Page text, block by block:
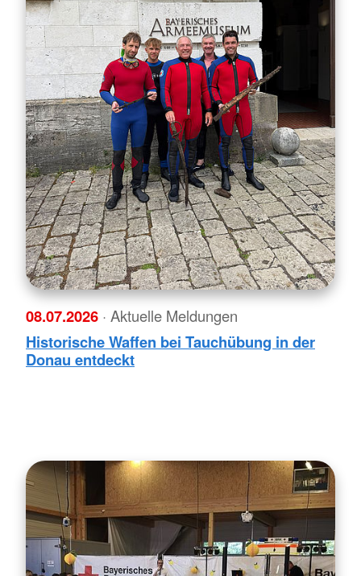
08.07.2026 · Aktuelle Meldungen
Historische Waffen bei Tauchübung in der
Donau entdeckt